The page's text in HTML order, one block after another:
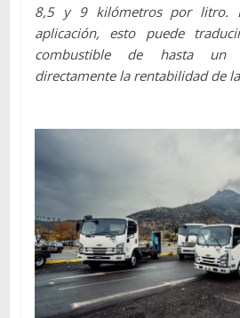
8,5 y 9 kilómetros por litro.
aplicación, esto puede
combustible de hasta un
directamente la rentabilidad de